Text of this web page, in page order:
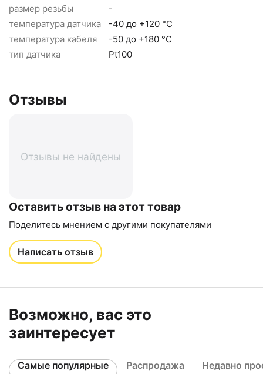
размер резьбы
-
температура датчика
-40 до +120 °C
температура кабеля
-50 до +180 °C
тип датчика
Pt100
Отзывы
Отзывы не найдены
Оставить отзыв на этот товар
Поделитесь мнением с другими покупателями
Написать отзыв
Возможно, вас это
заинтересует
Самые популярные Распродажа Недавно